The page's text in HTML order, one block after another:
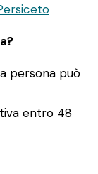
persona può
entro 48